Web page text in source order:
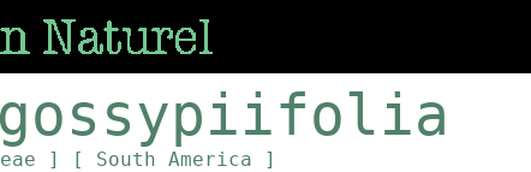
] [ South America ]